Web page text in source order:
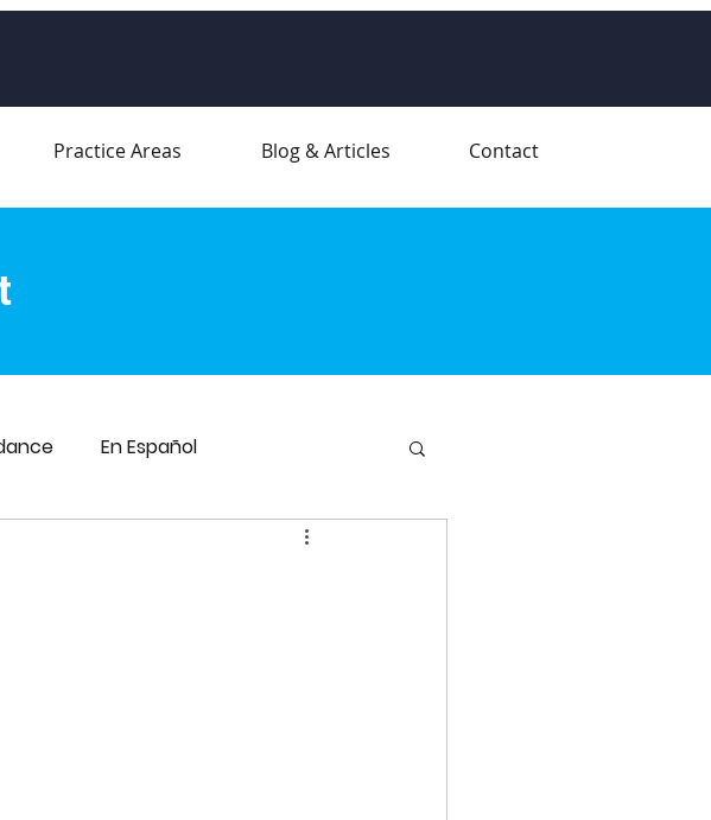
Practice Areas Blog & Articles Contact
En Español